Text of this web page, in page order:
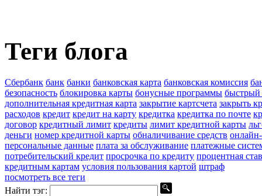
Теги блога
Сбербанк банк банки банковская карта банковская комиссия
безопасность блокировка карты бонусные программы быстрый
дополнительная кредитная карта закрытие картсчета закрыть
расходов кредит кредит на карту кредитка кредитка по почте
договор кредитный лимит кредиты лимит кредитной карты
деньги номер кредитной карты обналичивание средств онлайн-
персональные данные плата за обслуживание платежные
потребительский кредит просрочка по кредиту процентная
кредитным картам условия пользования картой штраф
посмотреть все теги
Найти тэг: